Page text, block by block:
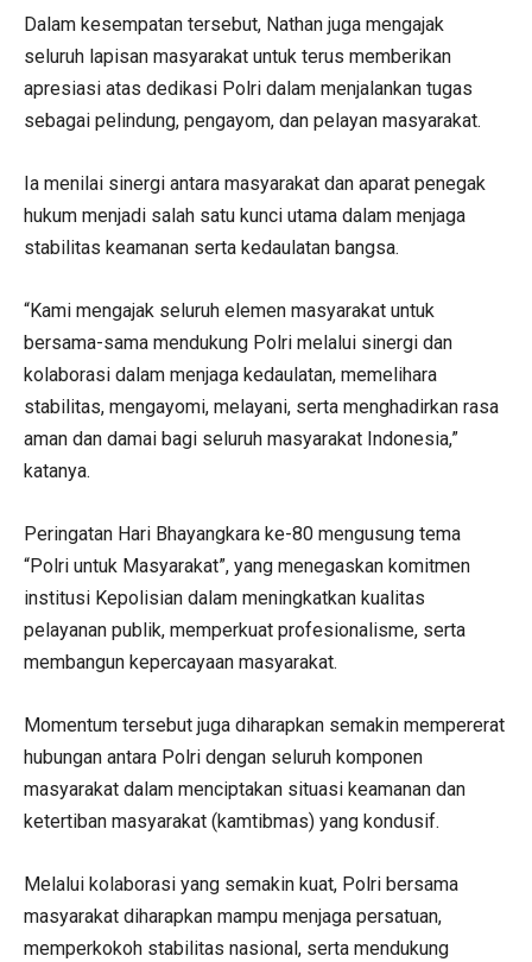
Dalam kesempatan tersebut, Nathan juga mengajak
seluruh lapisan masyarakat untuk terus memberikan
apresiasi atas dedikasi Polri dalam menjalankan tugas
sebagai pelindung, pengayom, dan pelayan masyarakat.
Ia menilai sinergi antara masyarakat dan aparat penegak
hukum menjadi salah satu kunci utama dalam menjaga
stabilitas keamanan serta kedaulatan bangsa.
“Kami mengajak seluruh elemen masyarakat untuk
bersama-sama mendukung Polri melalui sinergi dan
kolaborasi dalam menjaga kedaulatan, memelihara
stabilitas, mengayomi, melayani, serta menghadirkan rasa
aman dan damai bagi seluruh masyarakat Indonesia,”
katanya.
Peringatan Hari Bhayangkara ke-80 mengusung tema
“Polri untuk Masyarakat”, yang menegaskan komitmen
institusi Kepolisian dalam meningkatkan kualitas
pelayanan publik, memperkuat profesionalisme, serta
membangun kepercayaan masyarakat.
Momentum tersebut juga diharapkan semakin mempererat
hubungan antara Polri dengan seluruh komponen
masyarakat dalam menciptakan situasi keamanan dan
ketertiban masyarakat (kamtibmas) yang kondusif.
Melalui kolaborasi yang semakin kuat, Polri bersama
masyarakat diharapkan mampu menjaga persatuan,
memperkokoh stabilitas nasional, serta mendukung